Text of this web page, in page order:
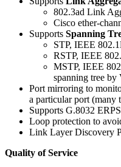
802.3ad Link
Cisco ether-
Supports Spanning
STP, IEEE
RSTP, IEEE
MSTP, IEEE
spanning tree
Port mirroring to
a particular port (many
Supports G.8032
Loop protection to
Link Layer Discovery
Quality of Service